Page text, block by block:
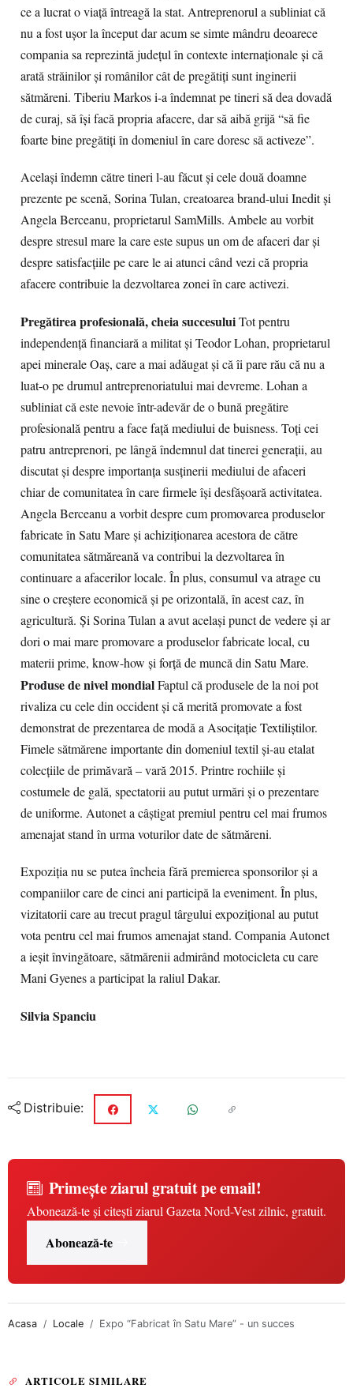
ce a lucrat o viață întreagă la stat. Antreprenorul a subliniat că
nu a fost ușor la început dar acum se simte mândru deoarece
compania sa reprezintă județul în contexte internaționale și că
arată străinilor și românilor cât de pregătiți sunt inginerii
sătmăreni. Tiberiu Markos i-a îndemnat pe tineri să dea dovadă
de curaj, să își facă propria afacere, dar să aibă grijă “să fie
foarte bine pregătiți în domeniul în care doresc să activeze”.
Același îndemn către tineri l-au făcut și cele două doamne
prezente pe scenă, Sorina Tulan, creatoarea brand-ului Inedit și
Angela Berceanu, proprietarul SamMills. Ambele au vorbit
despre stresul mare la care este supus un om de afaceri dar și
despre satisfacțiile pe care le ai atunci când vezi că propria
afacere contribuie la dezvoltarea zonei în care activezi.
Pregătirea profesională, cheia succesuluiTot pentru
independență financiară a militat și Teodor Lohan, proprietarul
apei minerale Oaș, care a mai adăugat și că îi pare rău că nu a
luat-o pe drumul antreprenoriatului mai devreme. Lohan a
subliniat că este nevoie într-adevăr de o bună pregătire
profesională pentru a face față mediului de buisness. Toți cei
patru antreprenori, pe lângă îndemnul dat tinerei generații, au
discutat și despre importanța susținerii mediului de afaceri
chiar de comunitatea în care firmele își desfășoară activitatea.
Angela Berceanu a vorbit despre cum promovarea produselor
fabricate în Satu Mare și achiziționarea acestora de către
comunitatea sătmăreană va contribui la dezvoltarea în
continuare a afacerilor locale. În plus, consumul va atrage cu
sine o creștere economică și pe orizontală, în acest caz, în
agricultură. Și Sorina Tulan a avut același punct de vedere și ar
dori o mai mare promovare a produselor fabricate local, cu
materii prime, know-how și forță de muncă din Satu Mare.
Produse de nivel mondialFaptul că produsele de la noi pot
rivaliza cu cele din occident și că merită promovate a fost
demonstrat de prezentarea de modă a Asocițaţie Textiliștilor.
Fimele sătmărene importante din domeniul textil și-au etalat
colecțiile de primăvară – vară 2015. Printre rochiile și
costumele de gală, spectatorii au putut urmări și o prezentare
de uniforme. Autonet a câștigat premiul pentru cel mai frumos
amenajat stand în urma voturilor date de sătmăreni.
Expoziția nu se putea încheia fără premierea sponsorilor și a
companiilor care de cinci ani participă la eveniment. În plus,
vizitatorii care au trecut pragul târgului expozițional au putut
vota pentru cel mai frumos amenajat stand. Compania Autonet
a ieșit învingătoare, sătmărenii admirând motocicleta cu care
Mani Gyenes a participat la raliul Dakar.
Silvia Spanciu
Distribuie:
Primește ziarul gratuit pe email!
Abonează-te și citești ziarul Gazeta Nord-Vest zilnic, gratuit.
Abonează-te
Acasa Locale Expo “Fabricat în Satu Mare” - un succes
ARTICOLE SIMILARE